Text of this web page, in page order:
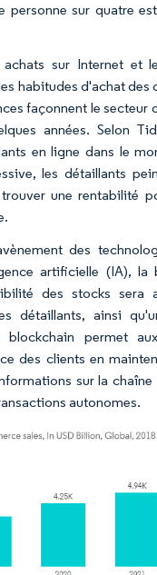
personne sur quatre
sur Internet et
habitudes d'achat des
façonnent le secteur
années. Selon
en ligne dans le
les détaillants
une rentabilité
des
artificielle (IA), la
des stocks sera
détaillants, ainsi
blockchain permet
des clients en
sur la
autonomes.